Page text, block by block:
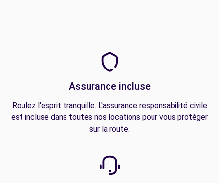
Assurance incluse
Roulez l'esprit tranquille. L'assurance responsabilité civile
est incluse dans toutes nos locations pour vous protéger
sur la route.